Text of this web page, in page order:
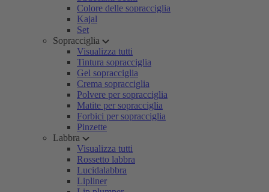
Colore delle sopracciglia
Kajal
Set
Sopracciglia
Visualizza tutti
Tintura sopracciglia
Gel sopracciglia
Crema sopracciglia
Polvere per sopracciglia
Matite per sopracciglia
Forbici per sopracciglia
Pinzette
Labbra
Visualizza tutti
Rossetto labbra
Lucidalabbra
Lipliner